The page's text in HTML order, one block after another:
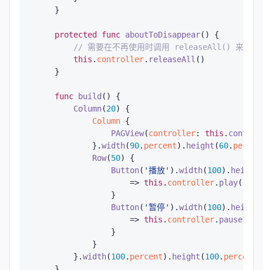
    }
protected func aboutToDisappear() {
// 需要在不再使用时调用 releaseAll() 来释放
this . controller. releaseAll ()
    }
func build () {
Column(20) {
Column {
PAGView(controller: this .
            }.
width(90. percent). height (60.
Row(50) {
Button( '播放' ).width(100). height
                    =>
this . controller. play()
                }
Button( '暂停' ).width(100). height
                    =>
this . controller. pause
                }
            }
        }.
width(100. percent). height (100. percent